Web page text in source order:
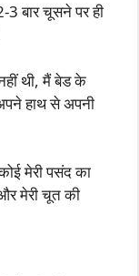
बार चूसने पर ही
थी, मैं बेड के
हाथ से अपनी
मेरी पसंद का
मेरी चूत की